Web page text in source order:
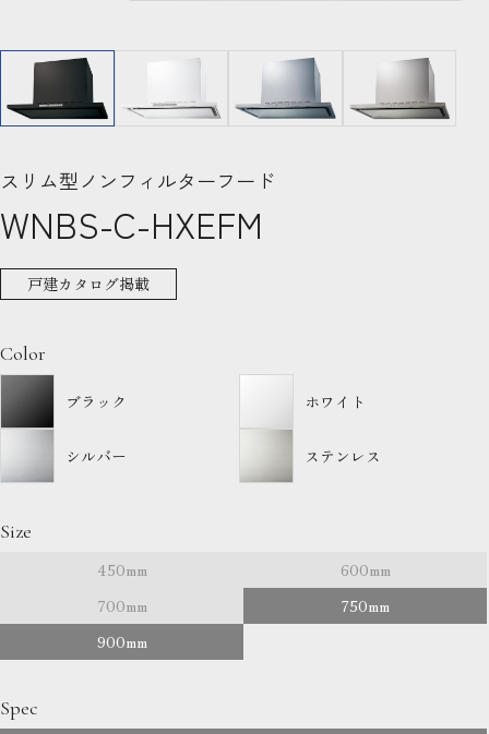
スリム型ノンフィルターフード
WNBS-C-HXEFM
戸建カタログ掲載
Color
ブラック ホワイト
シルバー ステンレス
Size
450mm
600mm
700mm
750mm
900mm
Spec